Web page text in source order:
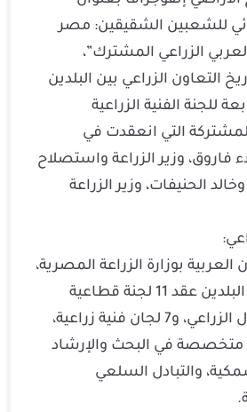
للشعبين الشقيقين: مصر
الزراعي المشترك”،
التعاون الزراعي بين البلدين
للجنة الفنية الزراعية
التي انعقدت في
فاروق، وزير الزراعة واستصلاح
الحنيفات، وزير الزراعة
العربية بوزارة الزراعة المصرية،
شهد التعاون بين البلدين عقد 11 لجنة قطاعية
مشتركة في المجال الزراعي، و7 لجان فنية زراعية،
متخصصة في البحث والإرشاد
والتبادل السلعي